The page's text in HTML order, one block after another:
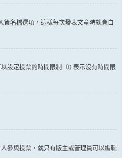
名檔選項，這樣每次發表文章時就會自
設定投票的時間限制（0 表示沒有時間限
參與投票，就只有版主或管理員可以編輯